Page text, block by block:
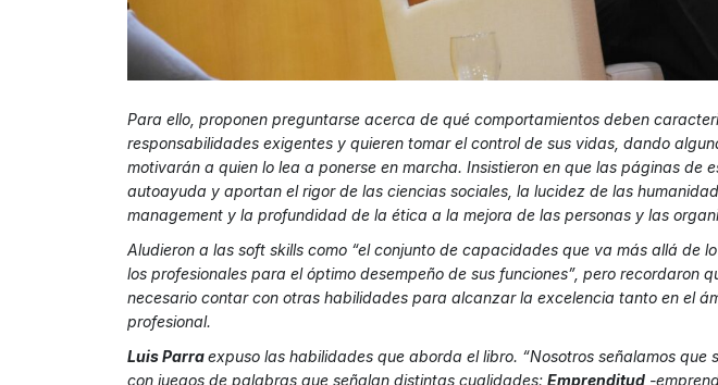
Para ello, proponen preguntarse acerca de qué comportamientos deben
responsabilidades exigentes y quieren tomar el control de sus vidas, dando
motivarán a quien lo lea a ponerse en marcha. Insistieron en que las páginas de
autoayuda y aportan el rigor de las ciencias sociales, la lucidez de las
management y la profundidad de la ética a la mejora de las personas y las
Aludieron a las soft skills como “el conjunto de capacidades que va más allá de
los profesionales para el óptimo desempeño de sus funciones”, pero recordaron
necesario contar con otras habilidades para alcanzar la excelencia tanto en el
profesional.
Luis Parraexpuso las habilidades que aborda el libro. “Nosotros señalamos que
con juegos de palabras que señalan distintas cualidades: Emprenditud -